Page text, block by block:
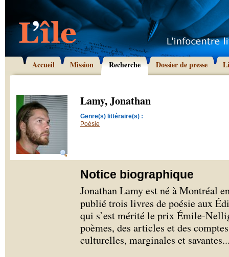
Accueil Mission Recherche Dossier de presse
Lamy, Jonathan
Genre(s) littéraire(s) :
Poésie
Notice biographique
Jonathan Lamy est né à Montréal
publié trois livres de poésie aux
qui s’est mérité le prix Émile-
poèmes, des articles et des
culturelles, marginales et savantes.